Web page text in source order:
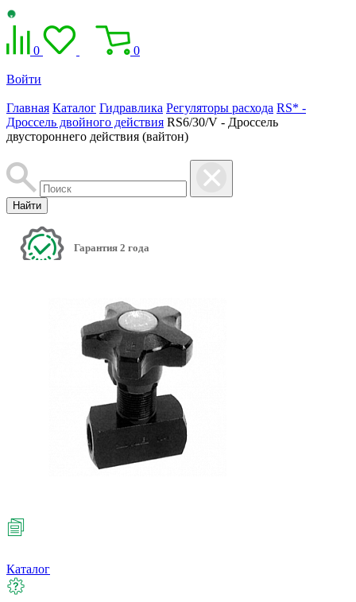
0 0
Войти
Главная Каталог Гидравлика Регуляторы расхода RS* -
Дроссель двойного действия RS6/30/V - Дроссель
двустороннего действия (вайтон)
Найти
Гарантия 2 года
Каталог